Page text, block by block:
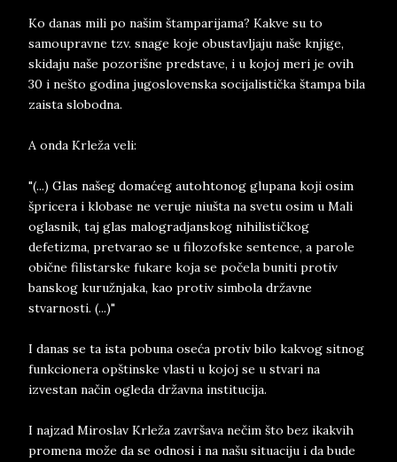
Ko danas mili po našim štamparijama? Kakve su to
samoupravne tzv. snage koje obustavljaju naše knjige,
skidaju naše pozorišne predstave, i u kojoj meri je ovih
30 i nešto godina jugoslovenska socijalistička štampa bila
zaista slobodna.
A onda Krleža veli:
"(...) Glas našeg domaćeg autohtonog glupana koji osim
špricera i klobase ne veruje niušta na svetu osim u Mali
oglasnik, taj glas malogradjanskog nihilističkog
defetizma, pretvarao se u filozofske sentence, a parole
obične filistarske fukare koja se počela buniti protiv
banskog kuružnjaka, kao protiv simbola državne
stvarnosti. (...)"
I danas se ta ista pobuna oseća protiv bilo kakvog sitnog
funkcionera opštinske vlasti u kojoj se u stvari na
izvestan način ogleda državna institucija.
I najzad Miroslav Krleža završava nečim što bez ikakvih
promena može da se odnosi i na našu situaciju i da bude